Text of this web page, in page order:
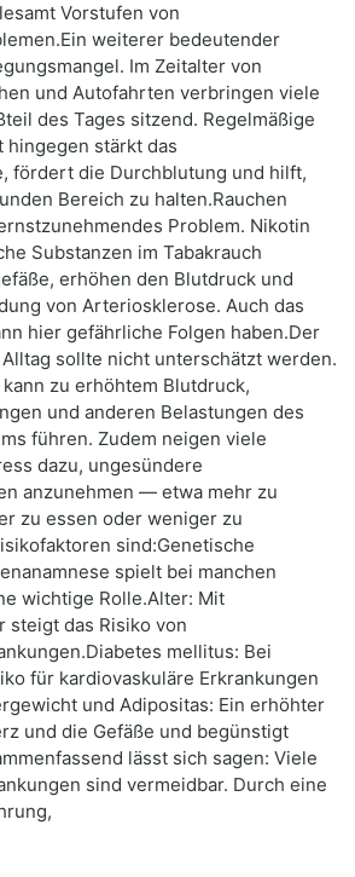
Vorstufen von
weiterer bedeutender
Im Zeitalter von
und Autofahrten verbringen viele
des Tages sitzend. Regelmäßige
stärkt das
fördert die Durchblutung und hilft,
Bereich zu halten.Rauchen
Problem. Nikotin
Substanzen im Tabakrauch
erhöhen den Blutdruck und
von Arteriosklerose. Auch das
hier gefährliche Folgen haben.Der
sollte nicht unterschätzt werden.
zu erhöhtem Blutdruck,
und anderen Belastungen des
führen. Zudem neigen viele
dazu, ungesündere
anzunehmen — etwa mehr zu
zu essen oder weniger zu
sind:Genetische
spielt bei manchen
wichtige Rolle.Alter: Mit
steigt das Risiko von
mellitus: Bei
für kardiovaskuläre Erkrankungen
und Adipositas: Ein erhöhter
und die Gefäße und begünstigt
lässt sich sagen: Viele
sind vermeidbar. Durch eine